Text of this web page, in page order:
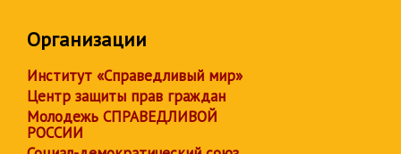
Организации
Институт «Справедливый мир»
Центр защиты прав граждан
Молодежь СПРАВЕДЛИВОЙ
РОССИИ